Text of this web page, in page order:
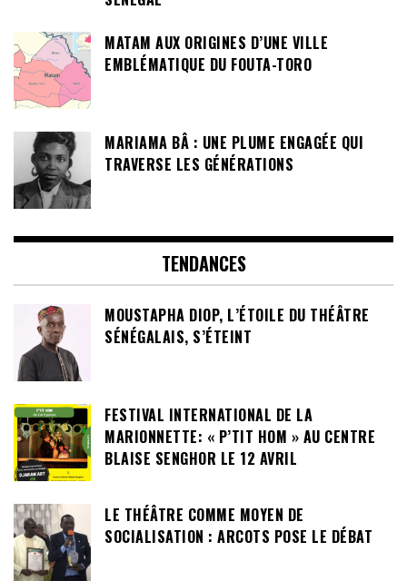
MATAM AUX ORIGINES D’UNE VILLE
EMBLÉMATIQUE DU FOUTA-TORO
MARIAMA BÂ : UNE PLUME ENGAGÉE QUI
TRAVERSE LES GÉNÉRATIONS
TENDANCES
MOUSTAPHA DIOP, L’ÉTOILE DU THÉÂTRE
SÉNÉGALAIS, S’ÉTEINT
FESTIVAL INTERNATIONAL DE LA
MARIONNETTE: « P’TIT HOM » AU CENTRE
BLAISE SENGHOR LE 12 AVRIL
LE THÉÂTRE COMME MOYEN DE
SOCIALISATION : ARCOTS POSE LE DÉBAT